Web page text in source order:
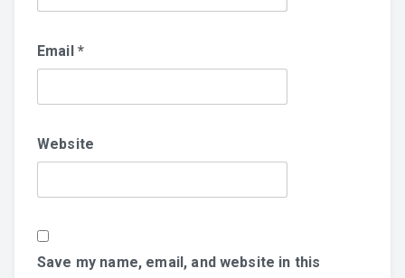
Email *
Website
Save my name, email, and website in this